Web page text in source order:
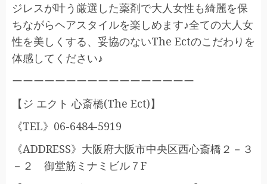
ジレスが叶う厳選した薬剤で大人女性も綺麗を保
ちながらヘアスタイルを楽しめます♪全ての大人女
性を美しくする、妥協のないThe Ectのこだわりを
体感してください♪
ーーーーーーーーーーーーーーーーー
【ジ エクト 心斎橋(The Ect)】
《TEL》06-6484-5919
《ADDRESS》大阪府大阪市中央区西心斎橋２－３
－２ 御堂筋ミナミビル７F